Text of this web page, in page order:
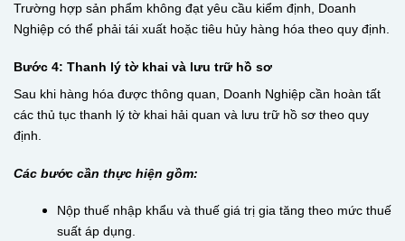
Trường hợp sản phẩm không đạt yêu cầu kiểm định, Doanh
Nghiệp có thể phải tái xuất hoặc tiêu hủy hàng hóa theo quy định.
Bước 4: Thanh lý tờ khai và lưu trữ hồ sơ
Sau khi hàng hóa được thông quan, Doanh Nghiệp cần hoàn tất
các thủ tục thanh lý tờ khai hải quan và lưu trữ hồ sơ theo quy
định.
Các bước cần thực hiện gồm:
Nộp thuế nhập khẩu và thuế giá trị gia tăng theo mức thuế
suất áp dụng.